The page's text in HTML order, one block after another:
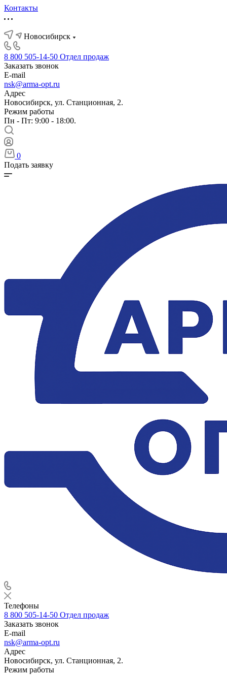
Контакты
Новосибирск
8 800 505-14-50 Отдел продаж
Заказать звонок
E-mail
nsk@arma-opt.ru
Адрес
Новосибирск, ул. Станционная, 2.
Режим работы
Пн - Пт: 9:00 - 18:00.
0
Подать заявку
Телефоны
8 800 505-14-50 Отдел продаж
Заказать звонок
E-mail
nsk@arma-opt.ru
Адрес
Новосибирск, ул. Станционная, 2.
Режим работы